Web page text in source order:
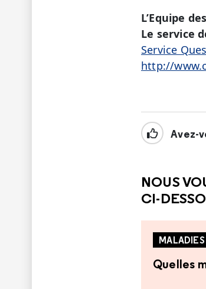
L’Equipe
Le service
Service
http://
Avez-
NOUS
CI-
Quelles